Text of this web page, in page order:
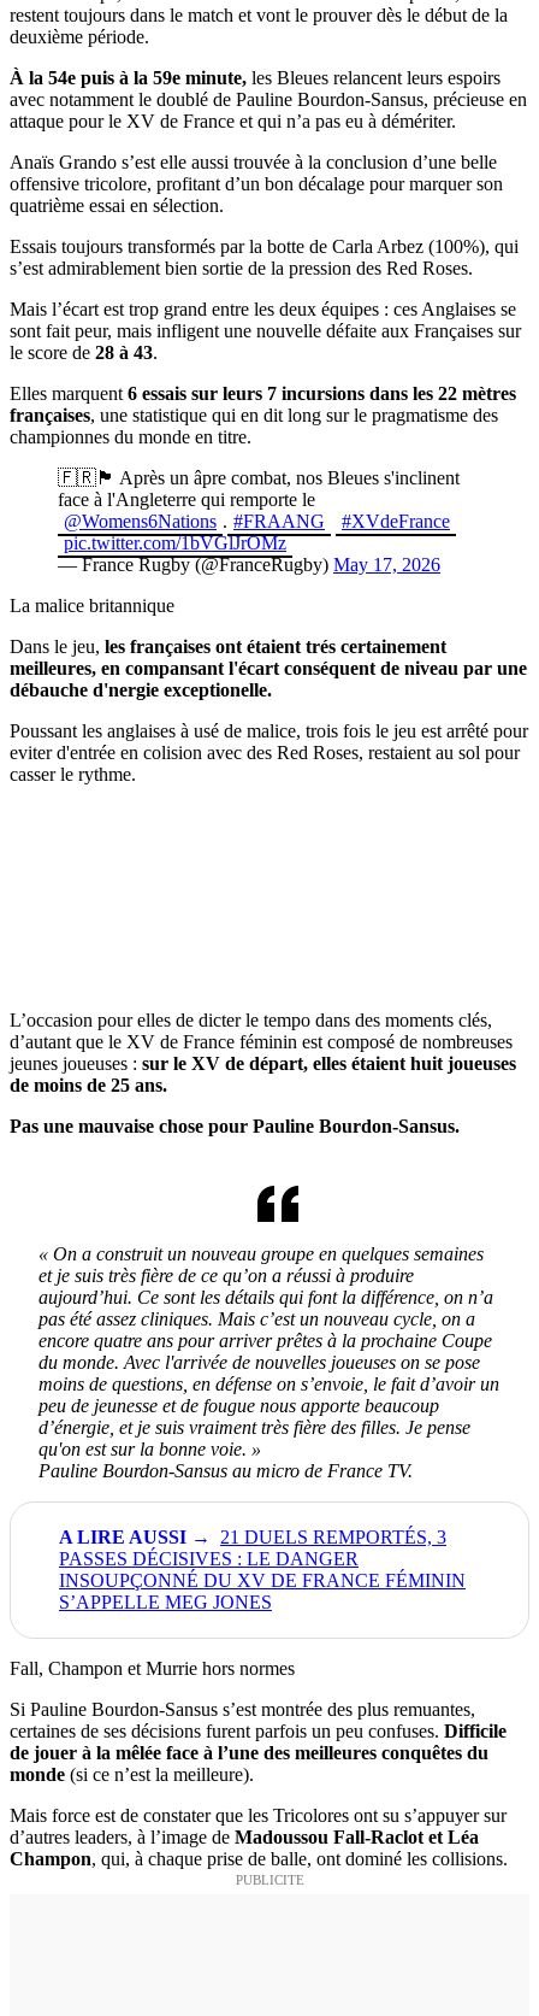
restent toujours dans le match et vont le prouver dès le début de la
deuxième période.
À la 54e puis à la 59e minute, les Bleues relancent leurs espoirs
avec notamment le doublé de Pauline Bourdon-Sansus, précieuse en
attaque pour le XV de France et qui n’a pas eu à démériter.
Anaïs Grando s’est elle aussi trouvée à la conclusion d’une belle
offensive tricolore, profitant d’un bon décalage pour marquer son
quatrième essai en sélection.
Essais toujours transformés par la botte de Carla Arbez (100%), qui
s’est admirablement bien sortie de la pression des Red Roses.
Mais l’écart est trop grand entre les deux équipes : ces Anglaises se
sont fait peur, mais infligent une nouvelle défaite aux Françaises sur
le score de 28 à 43.
Elles marquent 6 essais sur leurs 7 incursions dans les 22 mètres
françaises, une statistique qui en dit long sur le pragmatisme des
championnes du monde en titre.
🇫🇷🏴󠁧󠁢󠁥󠁮󠁧󠁿 Après un âpre combat, nos Bleues s'inclinent
face à l'Angleterre qui remporte le
@Womens6Nations . #FRAANG
#XVdeFrance
pic.twitter.com/1bVGlJrOMz
— France Rugby (@FranceRugby) May 17, 2026
La malice britannique
Dans le jeu, les françaises ont étaient trés certainement
meilleures, en compansant l'écart conséquent de niveau par une
débauche d'nergie exceptionelle.
Poussant les anglaises à usé de malice, trois fois le jeu est arrêté pour
eviter d'entrée en colision avec des Red Roses, restaient au sol pour
casser le rythme.
L’occasion pour elles de dicter le tempo dans des moments clés,
d’autant que le XV de France féminin est composé de nombreuses
jeunes joueuses : sur le XV de départ, elles étaient huit joueuses
de moins de 25 ans.
Pas une mauvaise chose pour Pauline Bourdon-Sansus.
« On a construit un nouveau groupe en quelques semaines
et je suis très fière de ce qu’on a réussi à produire
aujourd’hui. Ce sont les détails qui font la différence, on n’a
pas été assez cliniques. Mais c’est un nouveau cycle, on a
encore quatre ans pour arriver prêtes à la prochaine Coupe
du monde. Avec l'arrivée de nouvelles joueuses on se pose
moins de questions, en défense on s’envoie, le fait d’avoir un
peu de jeunesse et de fougue nous apporte beaucoup
d’énergie, et je suis vraiment très fière des filles. Je pense
qu'on est sur la bonne voie. »
Pauline Bourdon-Sansus au micro de France TV.
21 DUELS REMPORTÉS, 3
PASSES DÉCISIVES : LE DANGER
INSOUPÇONNÉ DU XV DE FRANCE FÉMININ
S’APPELLE MEG JONES
Fall, Champon et Murrie hors normes
Si Pauline Bourdon-Sansus s’est montrée des plus remuantes,
certaines de ses décisions furent parfois un peu confuses. Difficile
de jouer à la mêlée face à l’une des meilleures conquêtes du
monde (si ce n’est la meilleure).
Mais force est de constater que les Tricolores ont su s’appuyer sur
d’autres leaders, à l’image de Madoussou Fall-Raclot et Léa
Champon, qui, à chaque prise de balle, ont dominé les collisions.